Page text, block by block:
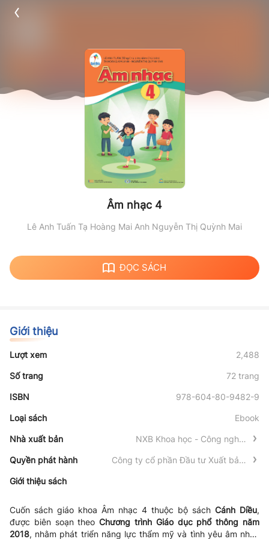
Âm nhạc 4
Lê Anh Tuấn Tạ Hoàng Mai Anh Nguyễn Thị Quỳnh Mai
ĐỌC SÁCH
Giới thiệu
Lượt xem 2,488
Số trang 72 trang
ISBN 978-604-80-9482-9
Loại sách Ebook
Nhà xuất bản
NXB Khoa học - Công nghệ -
Quyền phát hành
Công ty cổ phần Đầu tư Xuất bản -
Giới thiệu sách
Cuốn sách giáo khoa Âm nhạc 4 thuộc bộ sách Cánh Diều,
được biên soạn theo Chương trình Giáo dục phổ thông năm
2018, nhằm phát triển năng lực thẩm mỹ và tình yêu âm nhạc